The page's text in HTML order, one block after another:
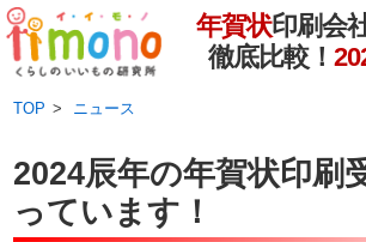
年賀状印刷会
徹底比較！
TOP ニュース
2024辰年の年賀状印刷
っています！